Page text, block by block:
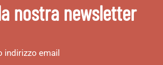
nostra newsletter